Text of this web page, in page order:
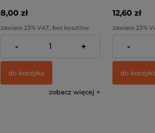
8,00 zł
zawiera 23% VAT, bez kosztów
dostawy
Cena netto:
6,50 zł
- +
do koszyka
zobacz więcej
12,60 zł
zawiera 23%
dostawy
Cena netto:
-
do